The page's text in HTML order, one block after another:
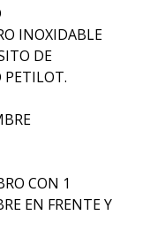
INOXIDABLE
DE
PETILOT.
CON 1
EN FRENTE Y